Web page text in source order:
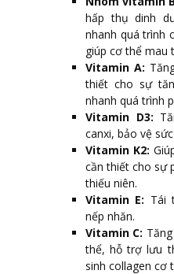
hấp thụ dinh
nhanh quá trình
giúp cơ thể mau
Vitamin A:
thiết cho sự
nhanh quá trình
Vitamin D3:
canxi, bảo vệ
Vitamin K2:
cần thiết cho sự
thiếu niên.
Vitamin E: Tái
nếp nhăn.
Vitamin C:
thể, hỗ trợ lưu
sinh collagen cơ